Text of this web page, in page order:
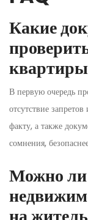
Какие
В первую очередь
отсутствие
факту, а также
сомнения,
Можно ли